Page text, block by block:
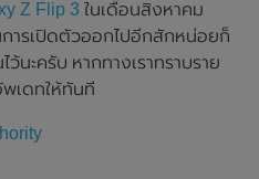
Z Flip 3 ในเดือนสิงหาคม
การเปิดตัวออกไปอีกสักหน่อยก็
นะครับ หากทางเราทราบราย
พเดทให้ทันที